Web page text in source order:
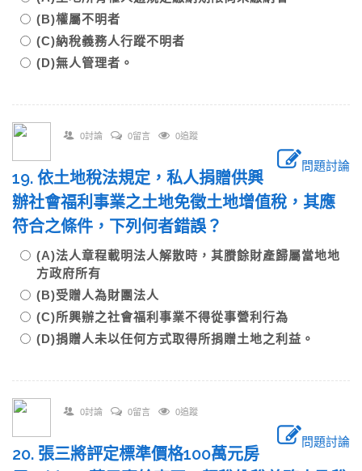
(B)權屬不明者
(C)納稅義務人行蹤不明者
(D)無人管理者。
0討論 0留言 0追蹤
問題討論
19. 依土地稅法規定，私人捐贈供興
辦社會福利事業之土地免徵土地增值稅，其應
符合之條件，下列何者錯誤？
(A)法人章程載明法人解散時，其賸餘財產歸屬當地地
方政府所有
(B)受贈人為財團法人
(C)所興辦之社會福利事業不得從事營利行為
(D)捐贈人未以任何方式取得所捐贈土地之利益。
0討論 0留言 0追蹤
問題討論
20. 張三將評定標準價格100萬元房